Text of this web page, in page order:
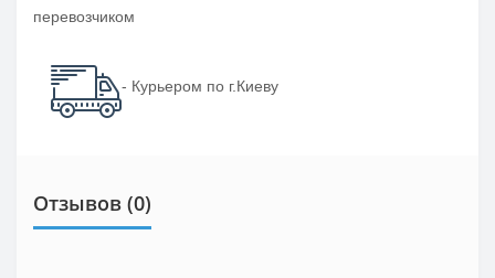
перевозчиком
- Курьером по г.Киеву
Отзывов (0)